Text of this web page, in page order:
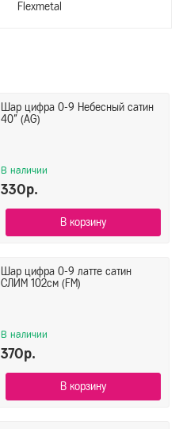
Flexmetal
Шар цифра 0-9 Небесный сатин
40" (AG)
В наличии
330р.
В корзину
Шар цифра 0-9 латте сатин
СЛИМ 102см (FM)
В наличии
370р.
В корзину